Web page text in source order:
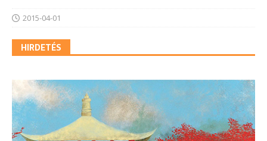
2015-04-01
HIRDETÉS